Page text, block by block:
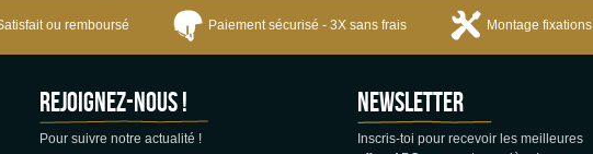
ou remboursé Paiement sécurisé - 3X sans frais Montage fixations
Rejoignez-nous !
Pour suivre notre actualité !
Newsletter
Inscris-toi pour recevoir les meilleures